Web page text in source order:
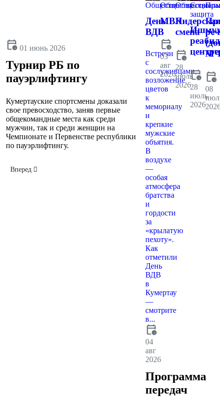
calendar_clock 01 июнь 2026
Турнир РБ по
пауэрлифтингу
Кумертауские спортсмены доказали
свое превосходство, заняв первые
общекомандные места как среди
мужчин, так и среди женщин на
Чемпионате и Первенстве республики
по пауэрлифтингу.
Следующий: Межрегиональные соревнования по дзюдо памяти
Вперед
Общество
День
ВДВ
Встречи
с
сослуживцами,
возложение
цветов
к
мемориалу
и
крепкие
мужские
объятия.
В
воздухе
—
особая
атмосфера
братства
и
гордости
за
«крылатую
пехоту».
Как
отметили
День
ВДВ
в
Кумертау
—
смотрите
в...
calendar_clock
04
авг
2026
Общество
МВК
calendar_clock
03
авг
2026
Общество
смена
calendar_clock
28
июль
2026
защита
центре
calendar_clock
28
июль
2026
calendar_clock
08
Программа
передач